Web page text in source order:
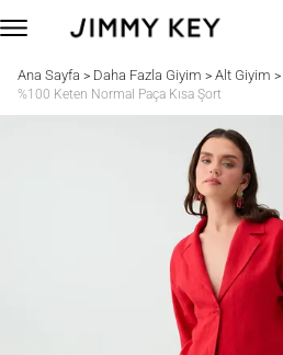
Ana Sayfa > Daha Fazla Giyim > Alt Giyim >
%100 Keten Normal Paça Kısa Şort